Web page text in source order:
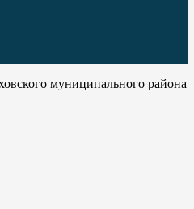
муниципального района